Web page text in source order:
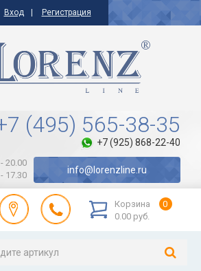
Вход Регистрация
(495) 565-38-35
+7 (925) 868-22-40
20.00
17.30
info@lorenzline.ru
Корзина
0
0.00 руб.